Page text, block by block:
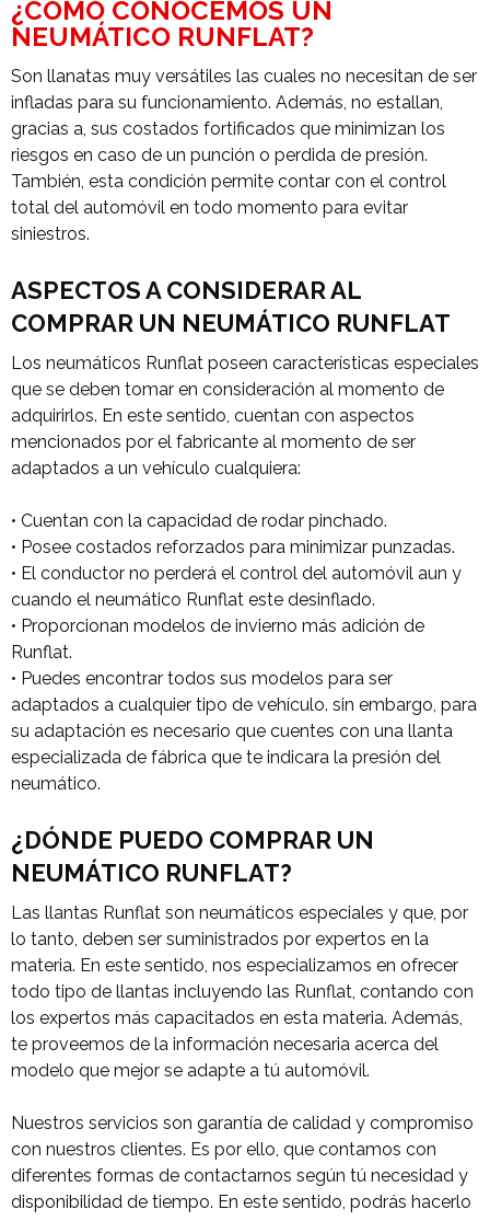
¿CÓMO CONOCEMOS UN
NEUMÁTICO RUNFLAT?
Son llanatas muy versátiles las cuales no necesitan de ser
infladas para su funcionamiento. Además, no estallan,
gracias a, sus costados fortificados que minimizan los
riesgos en caso de un punción o perdida de presión.
También, esta condición permite contar con el control
total del automóvil en todo momento para evitar
siniestros.
ASPECTOS A CONSIDERAR AL
COMPRAR UN NEUMÁTICO RUNFLAT
Los neumáticos Runflat poseen características especiales
que se deben tomar en consideración al momento de
adquirirlos. En este sentido, cuentan con aspectos
mencionados por el fabricante al momento de ser
adaptados a un vehículo cualquiera:
• Cuentan con la capacidad de rodar pinchado.
• Posee costados reforzados para minimizar punzadas.
• El conductor no perderá el control del automóvil aun y
cuando el neumático Runflat este desinflado.
• Proporcionan modelos de invierno más adición de
Runflat.
• Puedes encontrar todos sus modelos para ser
adaptados a cualquier tipo de vehículo. sin embargo, para
su adaptación es necesario que cuentes con una llanta
especializada de fábrica que te indicara la presión del
neumático.
¿DÓNDE PUEDO COMPRAR UN
NEUMÁTICO RUNFLAT?
Las llantas Runflat son neumáticos especiales y que, por
lo tanto, deben ser suministrados por expertos en la
materia. En este sentido, nos especializamos en ofrecer
todo tipo de llantas incluyendo las Runflat, contando con
los expertos más capacitados en esta materia. Además,
te proveemos de la información necesaria acerca del
modelo que mejor se adapte a tú automóvil.
Nuestros servicios son garantía de calidad y compromiso
con nuestros clientes. Es por ello, que contamos con
diferentes formas de contactarnos según tú necesidad y
disponibilidad de tiempo. En este sentido, podrás hacerlo